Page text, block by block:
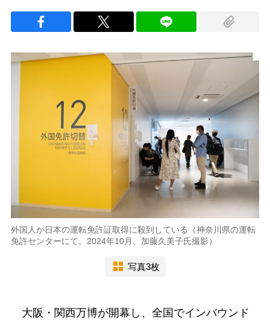
外国人が日本の運転免許証取得に殺到している（神奈川県の運転
免許センターにて。2024年10月、加藤久美子氏撮影）
写真3枚
大阪・関西万博が開幕し、全国でインバウンド